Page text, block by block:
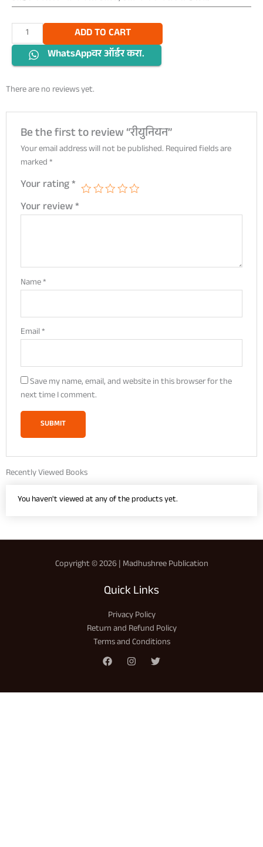
रीयुनियन
quantity
ADD TO CART
WhatsAppवर ऑर्डर करा.
There are no reviews yet.
Be the first to review “रीयुनियन”
Your email address will not be published. Required fields are
marked*
Your rating*
Your review*
Name*
Email*
Save my name, email, and website in this browser for the
next time I comment.
Recently Viewed Books
You haven't viewed at any of the products yet.
Copyright © 2026 | Madhushree Publication
Quick Links
Privacy Policy
Return and Refund Policy
Terms and Conditions